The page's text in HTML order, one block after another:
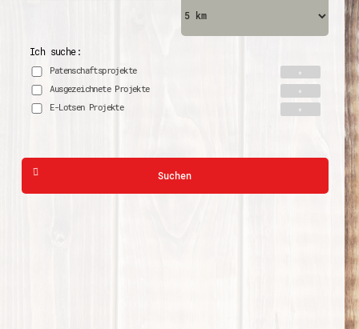
Ich suche:
Patenschaftsprojekte
Ausgezeichnete Projekte
E-Lotsen Projekte
Suchen